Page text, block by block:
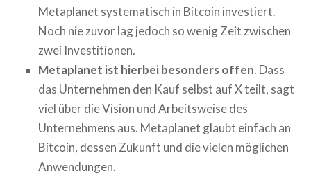
Metaplanet systematisch in Bitcoin investiert.
Noch nie zuvor lag jedoch so wenig Zeit zwischen
zwei Investitionen.
Metaplanet ist hierbei besonders offen. Dass
das Unternehmen den Kauf selbst auf X teilt, sagt
viel über die Vision und Arbeitsweise des
Unternehmens aus. Metaplanet glaubt einfach an
Bitcoin, dessen Zukunft und die vielen möglichen
Anwendungen.